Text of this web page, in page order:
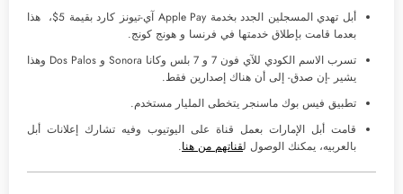
أبل تهدي المسجلين الجدد بخدمة Apple Pay آي-تيونز كارد بقيمة 5$، هذا
بعدما قامت بإطلاق خدمتها في فرنسا و هونج كونج.
تسرب الاسم الكودي للآي فون 7 و 7 بلس وكانا Sonora و Dos Palos وهذا
يشير -إن صدق- إلى أن هناك إصدارين فقط.
تطبيق فيس بوك ماسنجر يتخطى المليار مستخدم.
قامت أبل الإمارات بعمل قناة على اليوتيوب وفيه تشارك إعلانات أبل
بالعربيه، يمكنك الوصول لقناتهم من هنا.